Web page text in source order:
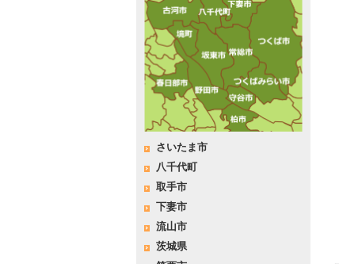
さいたま市
八千代町
取手市
下妻市
流山市
茨城県